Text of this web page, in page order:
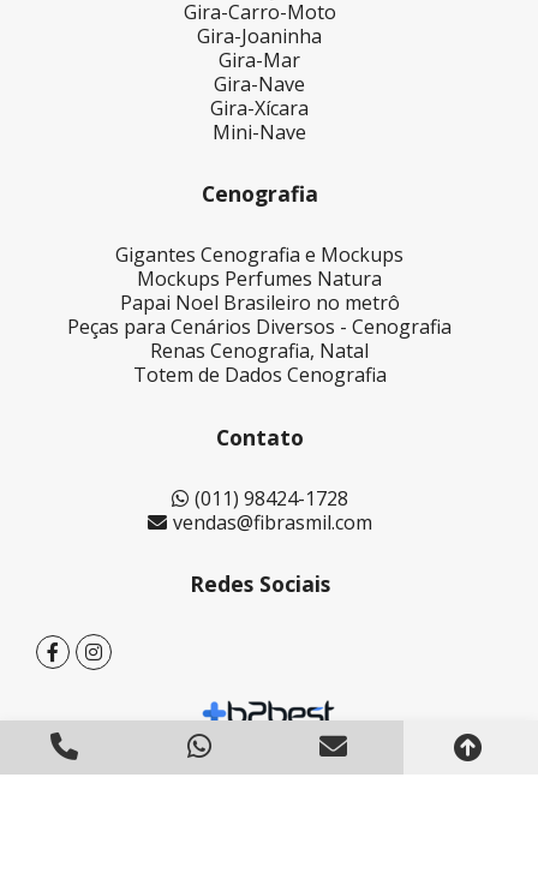
Gira-Carro-Moto
Gira-Joaninha
Gira-Mar
Gira-Nave
Gira-Xícara
Mini-Nave
Cenografia
Gigantes Cenografia e Mockups
Mockups Perfumes Natura
Papai Noel Brasileiro no metrô
Peças para Cenários Diversos - Cenografia
Renas Cenografia, Natal
Totem de Dados Cenografia
Contato
(011) 98424-1728
vendas@fibrasmil.com
Redes Sociais